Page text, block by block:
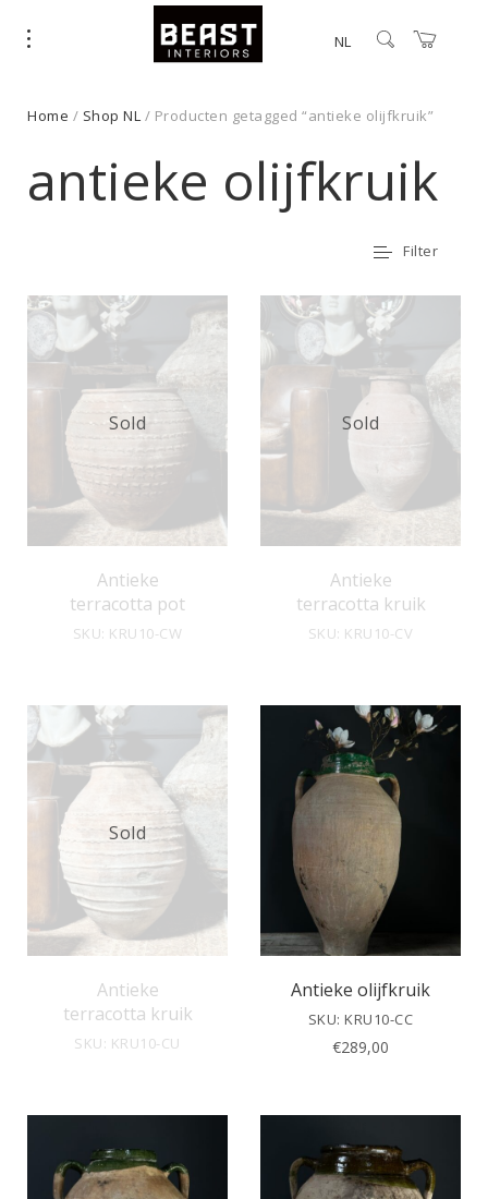
NL
Home / Shop NL / Producten getagged “antieke olijfkruik”
antieke olijfkruik
Filter
Antieke
terracotta pot
SKU: KRU10-CW
Sold
Antieke
terracotta kruik
SKU: KRU10-CV
Sold
Antieke
terracotta kruik
SKU: KRU10-CU
Sold
Antieke olijfkruik
SKU: KRU10-CC
€289,00